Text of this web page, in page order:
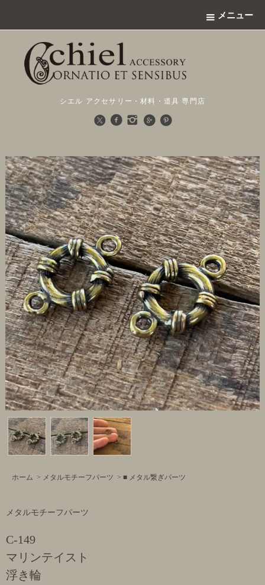
メニュー
シエル アクセサリー・材料・道具 専門店
ホーム > メタルモチーフパーツ > ■ メタル繋ぎパーツ
メタルモチーフパーツ
C-149
マリンテイスト
浮き輪